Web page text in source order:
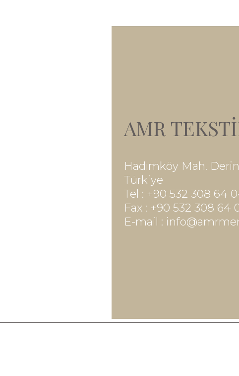
AMR
Hadımköy Mah.
Türkiye
Tel : +90 532 308 64
Fax : +90 532 308 64
E-mail :